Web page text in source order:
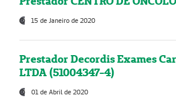
15 de Janeiro de 2020
Prestador Decordis Exames
LTDA (51004347-4)
01 de Abril de 2020